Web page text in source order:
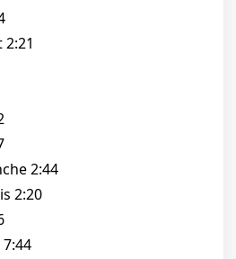
2:44
2:20